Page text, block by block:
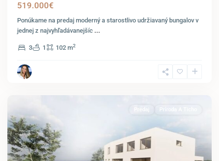
519.000€
Ponúkame na predaj moderný a starostlivo udržiavaný bungalov v
jednej z najvyhľadávanejšíc ...
3 1 102 m2
Predaj Príroda A Ticho